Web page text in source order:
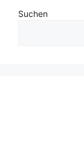
Suchen